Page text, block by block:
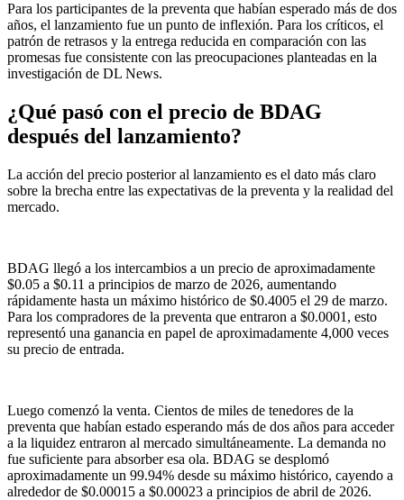
Para los participantes de la preventa que habían esperado más de dos
años, el lanzamiento fue un punto de inflexión. Para los críticos, el
patrón de retrasos y la entrega reducida en comparación con las
promesas fue consistente con las preocupaciones planteadas en la
investigación de DL News.
¿Qué pasó con el precio de BDAG
después del lanzamiento?
La acción del precio posterior al lanzamiento es el dato más claro
sobre la brecha entre las expectativas de la preventa y la realidad del
mercado.
BDAG llegó a los intercambios a un precio de aproximadamente
$0.05 a $0.11 a principios de marzo de 2026, aumentando
rápidamente hasta un máximo histórico de $0.4005 el 29 de marzo.
Para los compradores de la preventa que entraron a $0.0001, esto
representó una ganancia en papel de aproximadamente 4,000 veces
su precio de entrada.
Luego comenzó la venta. Cientos de miles de tenedores de la
preventa que habían estado esperando más de dos años para acceder
a la liquidez entraron al mercado simultáneamente. La demanda no
fue suficiente para absorber esa ola. BDAG se desplomó
aproximadamente un 99.94% desde su máximo histórico, cayendo a
alrededor de $0.00015 a $0.00023 a principios de abril de 2026.